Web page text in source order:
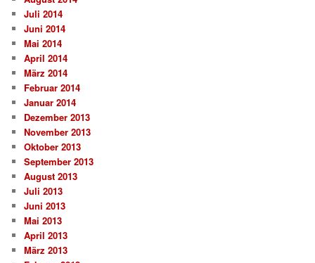
Juli 2014
Juni 2014
Mai 2014
April 2014
März 2014
Februar 2014
Januar 2014
Dezember 2013
November 2013
Oktober 2013
September 2013
August 2013
Juli 2013
Juni 2013
Mai 2013
April 2013
März 2013